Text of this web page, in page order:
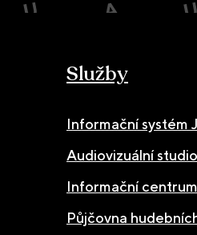
Služby
Informační systém
Audiovizuální studio
Informační
Půjčovna